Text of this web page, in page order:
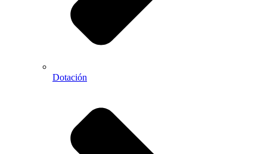
Dotación